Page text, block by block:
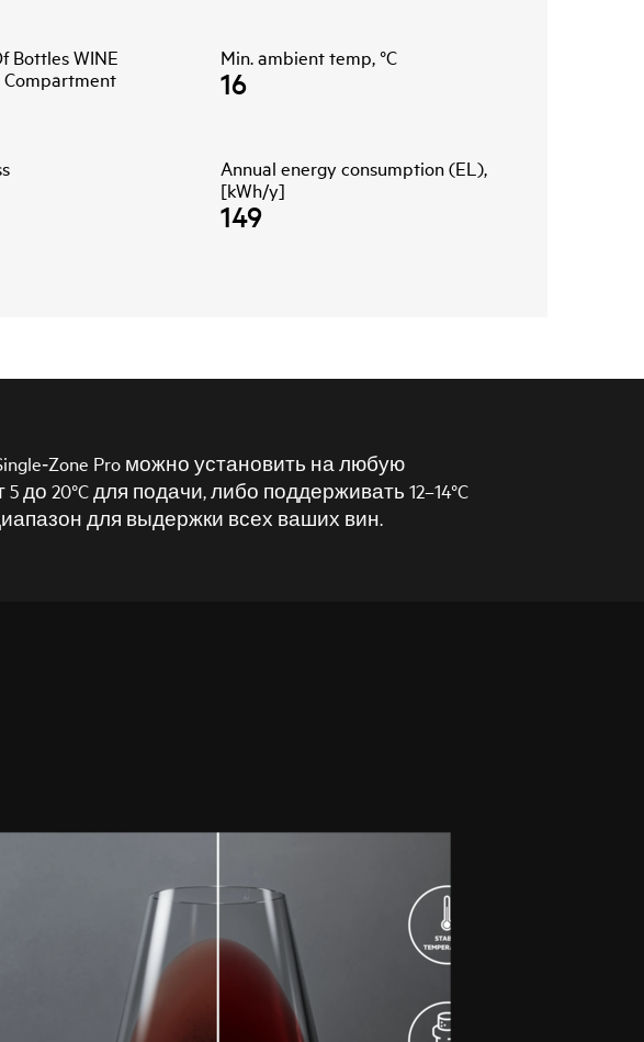
Bottles WINE
Compartment
Min. ambient temp, °C
16
Annual energy consumption (EL),
[kWh/y]
149
Pro можно установить на любую
до 20°C для подачи, либо поддерживать 12–14°C
для выдержки всех ваших вин.